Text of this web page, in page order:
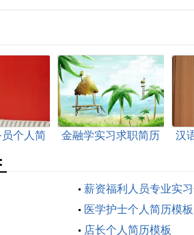
个人简
金融学实习求职简历
汉
薪资福利人员专业实
医学护士个人简历模板
店长个人简历模板